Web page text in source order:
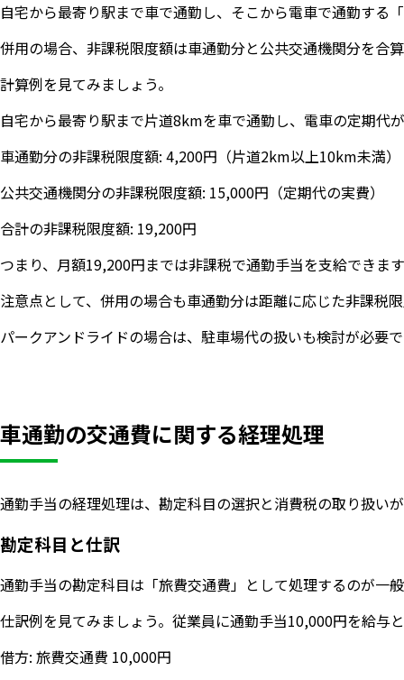
自宅から最寄り駅まで車で通勤し、そこから電車で通勤する
併用の場合、非課税限度額は車通勤分と公共交通機関分を合
計算例を見てみましょう。
自宅から最寄り駅まで片道8kmを車で通勤し、電車の定期代
車通勤分の非課税限度額: 4,200円（片道2km以上10km未満）
公共交通機関分の非課税限度額: 15,000円（定期代の実費）
合計の非課税限度額: 19,200円
つまり、月額19,200円までは非課税で通勤手当を支給できま
注意点として、併用の場合も車通勤分は距離に応じた非課税
パークアンドライドの場合は、駐車場代の扱いも検討が必要
車通勤の交通費に関する経理処理
通勤手当の経理処理は、勘定科目の選択と消費税の取り扱い
勘定科目と仕訳
通勤手当の勘定科目は「旅費交通費」として処理するのが一
仕訳例を見てみましょう。従業員に通勤手当10,000円を給与
借方: 旅費交通費 10,000円